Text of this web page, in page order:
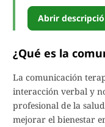
Abrir
¿Qué es la
La comunicación
interacción verbal y
profesional de la
mejorar el bienestar